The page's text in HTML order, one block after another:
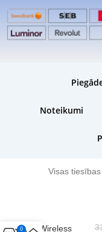
Noteikumi
Visas
Wireless
0